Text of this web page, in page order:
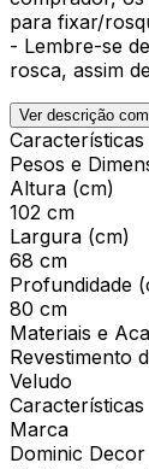
para fixar/
- Lembre-se
rosca, assim
Ver descrição
Pesos e
Altura (cm)
102 cm
Largura (cm)
68 cm
Profundidade
80 cm
Materiais e
Revestimento
Veludo
Características
Marca
Dominic Decor